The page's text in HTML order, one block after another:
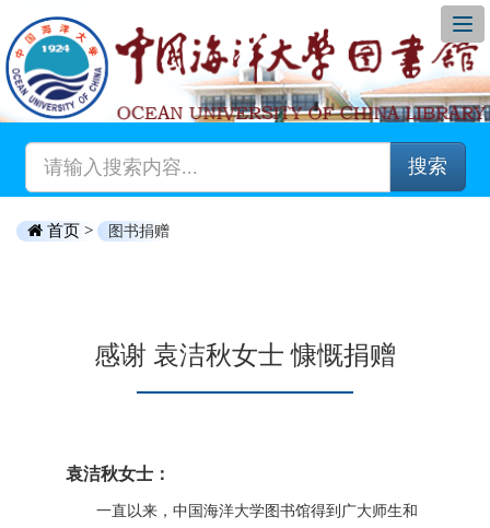
搜索
首页 > 图书捐赠
感谢 袁洁秋女士 慷慨捐赠
袁洁秋女士：
一直以来，中国海洋大学图书馆得到广大师生和